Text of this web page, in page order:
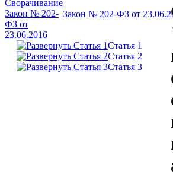
Закон № 202-ФЗ от
Статья 1
Статья 2
Статья 3